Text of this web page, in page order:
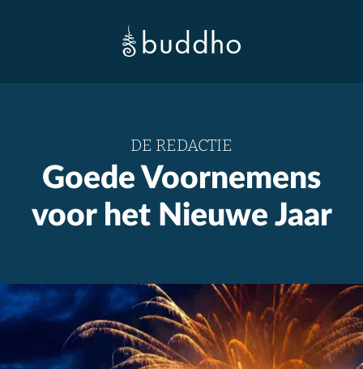
DE REDACTIE
Goede Voornemens
voor het Nieuwe Jaar